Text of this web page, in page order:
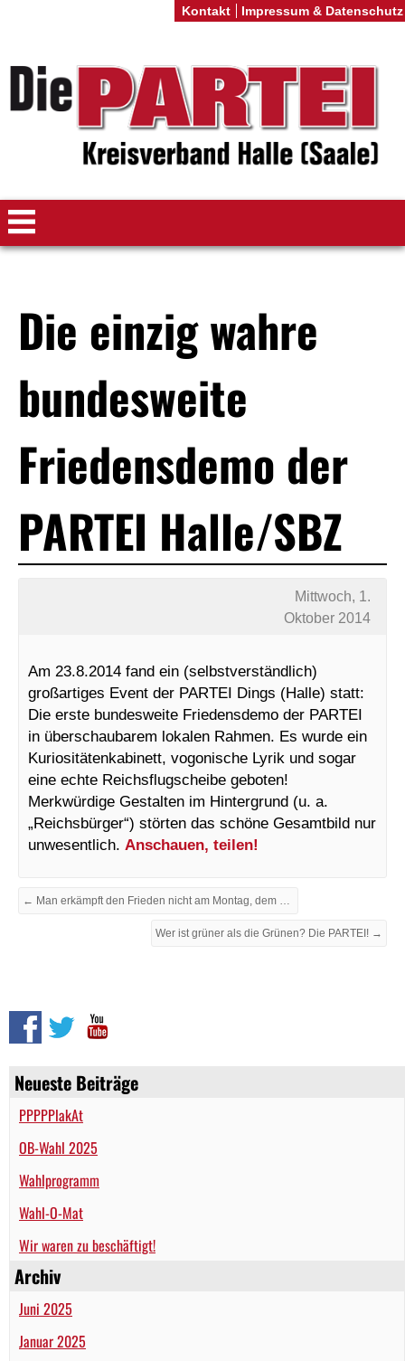
Neueste Beiträge
PPPPPlakAt
OB-Wahl 2025
Wahlprogramm
Wahl-O-Mat
Wir waren zu beschäftigt!
Archiv
Juni 2025
Januar 2025
Die einzig wahre
bundesweite
Friedensdemo der
PARTEI Halle/SBZ
Mittwoch, 1.
Oktober 2014
Am 23.8.2014 fand ein (selbstverständlich)
großartiges Event der PARTEI Dings (Halle) statt:
Die erste bundesweite Friedensdemo der PARTEI
in überschaubarem lokalen Rahmen. Es wurde ein
Kuriositätenkabinett, vogonische Lyrik und sogar
eine echte Reichsflugscheibe geboten!
Merkwürdige Gestalten im Hintergrund (u. a.
„Reichsbürger“) störten das schöne Gesamtbild nur
unwesentlich. Anschauen, teilen!
Wer ist grüner als die Grünen? Die PARTEI! →
Kontakt Impressum & Datenschutz